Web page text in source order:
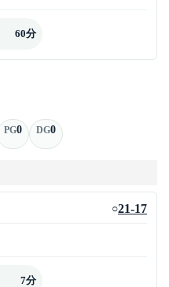
60分
PG0 DG0
○21-17
7分